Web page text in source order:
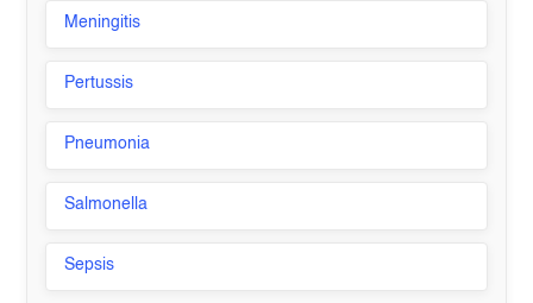
Meningitis
Pertussis
Pneumonia
Salmonella
Sepsis